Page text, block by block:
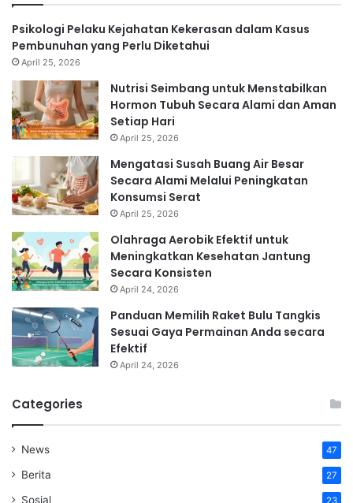
Psikologi Pelaku Kejahatan Kekerasan dalam Kasus
Pembunuhan yang Perlu Diketahui
April 25, 2026
Nutrisi Seimbang untuk Menstabilkan
Hormon Tubuh Secara Alami dan Aman
Setiap Hari
April 25, 2026
Mengatasi Susah Buang Air Besar
Secara Alami Melalui Peningkatan
Konsumsi Serat
April 25, 2026
Olahraga Aerobik Efektif untuk
Meningkatkan Kesehatan Jantung
Secara Konsisten
April 24, 2026
Panduan Memilih Raket Bulu Tangkis
Sesuai Gaya Permainan Anda secara
Efektif
April 24, 2026
Categories
News 47
Berita 27
Sosial 23